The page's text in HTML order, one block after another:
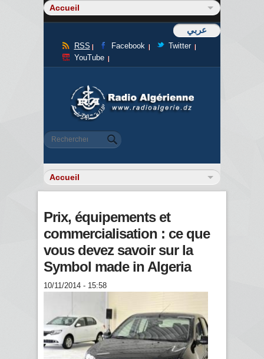
عربي
RSS Facebook
Twitter
YouTube
Formulaire de recherche
Rechercher
Prix, équipements et
commercialisation : ce que
vous devez savoir sur la
Symbol made in Algeria
10/11/2014 - 15:58